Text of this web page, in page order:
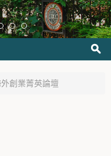
創業菁英論壇